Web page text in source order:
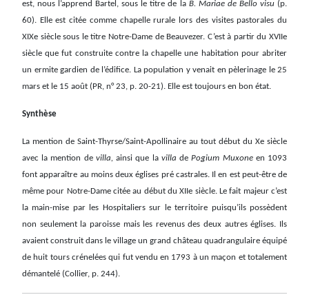
est, nous l’apprend Bartel, sous le titre de la B. Mariae de Bello visu(p.
60). Elle est citée comme chapelle rurale lors des visites pastorales du
XIXe siècle sous le titre Notre-Dame de Beauvezer. C’est à partir du XVIIe
siècle que fut construite contre la chapelle une habitation pour abriter
un ermite gardien de l’édifice. La population y venait en pèlerinage le 25
mars et le 15 août (PR, n° 23, p. 20-21). Elle est toujours en bon état.
Synthèse
La mention de Saint-Thyrse/Saint-Apollinaire au tout début du Xe siècle
avec la mention de villa,ainsi que la villadePogium Muxone en 1093
font apparaître au moins deux églises pré castrales. Il en est peut-être de
même pour Notre-Dame citée au début du XIIe siècle. Le fait majeur c’est
la main-mise par les Hospitaliers sur le territoire puisqu’ils possèdent
non seulement la paroisse mais les revenus des deux autres églises. Ils
avaient construit dans le village un grand château quadrangulaire équipé
de huit tours crénelées qui fut vendu en 1793 à un maçon et totalement
démantelé (Collier, p. 244).